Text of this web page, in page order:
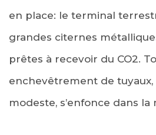
en place: le terminal
grandes citernes
prêtes à recevoir du CO2.
enchevêtrement de tuyaux,
modeste, s’enfonce dans